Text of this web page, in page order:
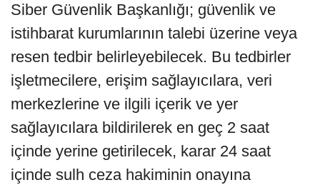
Siber Güvenlik Başkanlığı; güvenlik ve
istihbarat kurumlarının talebi üzerine veya
resen tedbir belirleyebilecek. Bu tedbirler
işletmecilere, erişim sağlayıcılara, veri
merkezlerine ve ilgili içerik ve yer
sağlayıcılara bildirilerek en geç 2 saat
içinde yerine getirilecek, karar 24 saat
içinde sulh ceza hakiminin onayına